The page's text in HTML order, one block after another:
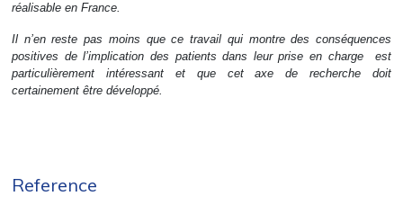
réalisable en France.
Il n’en reste pas moins que ce travail qui montre des conséquences
positives de l’implication des patients dans leur prise en charge est
particulièrement intéressant et que cet axe de recherche doit
certainement être développé.
Reference